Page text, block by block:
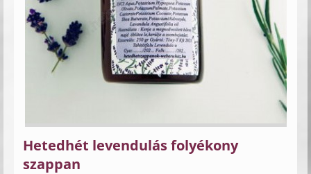
Hetedhét levendulás folyékony
szappan